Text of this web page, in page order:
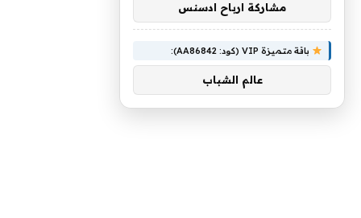
مشاركة ارباح ادسنس
باقة متميزة VIP (كود: AA86842):
عالم الشباب